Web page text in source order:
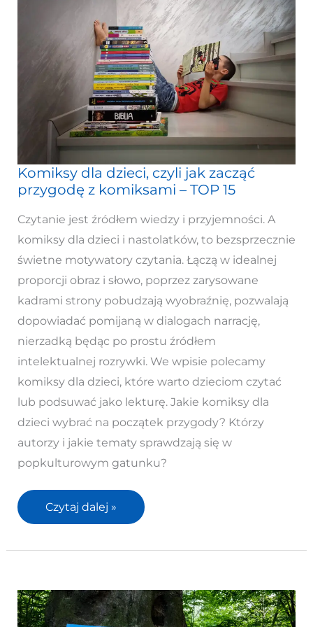
Komiksy dla dzieci, czyli jak zacząć
przygodę z komiksami – TOP 15
Czytanie jest źródłem wiedzy i przyjemności. A
komiksy dla dzieci i nastolatków, to bezsprzecznie
świetne motywatory czytania. Łączą w idealnej
proporcji obraz i słowo, poprzez zarysowane
kadrami strony pobudzają wyobraźnię, pozwalają
dopowiadać pomijaną w dialogach narrację,
nierzadką będąc po prostu źródłem
intelektualnej rozrywki. We wpisie polecamy
komiksy dla dzieci, które warto dzieciom czytać
lub podsuwać jako lekturę. Jakie komiksy dla
dzieci wybrać na początek przygody? Którzy
autorzy i jakie tematy sprawdzają się w
popkulturowym gatunku?
Komiksy
dla
dzieci,
czyli
jak
zacząć
przygodę
z
komiksami
–
TOP
15
Czytaj dalej »